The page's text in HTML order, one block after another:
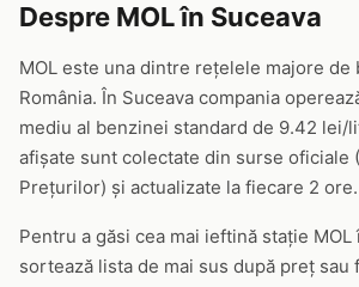
Despre MOL în Suceava
MOL este una dintre rețelele majore de
România. În Suceava compania
mediu al benzinei standard de 9.42 lei/
afișate sunt colectate din surse oficiale
Prețurilor) și actualizate la fiecare 2 ore.
Pentru a găsi cea mai ieftină stație MOL
sortează lista de mai sus după preț sau